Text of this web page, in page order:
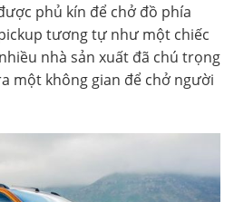
phủ kín để chở đồ phía
tương tự như một chiếc
nhà sản xuất đã chú trọng
một không gian để chở người